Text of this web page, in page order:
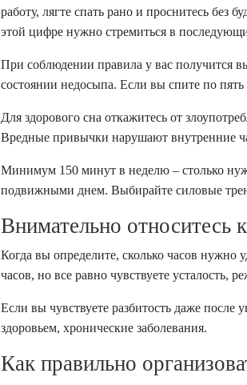
работу, лягте спать рано и проснитесь без
этой цифре нужно стремиться в
При соблюдении правила у вас получится
состоянии недосыпа. Если вы спите по
Для здорового сна откажитесь от
Вредные привычки нарушают внутренние
Минимум 150 минут в неделю – столько
подвижными днем. Выбирайте силовые
Внимательно относитесь
Когда вы определите, сколько часов нужно
часов, но все равно чувствуете усталость,
Если вы чувствуете разбитость даже после
здоровьем, хронические заболевания.
Как правильно